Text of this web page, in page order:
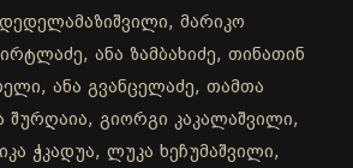
მარიკო
ანა ზამბახიძე, თინათინ
ანა გვანცელაძე, თამთა
შურღაია, გიორგი კაკალაშვილი,
ჭკადუა, ლუკა ხეჩუმაშვილი,